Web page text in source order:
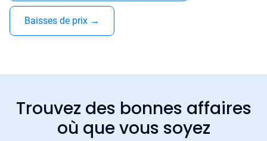
Baisses de prix →
Trouvez des bonnes affaires
où que vous soyez